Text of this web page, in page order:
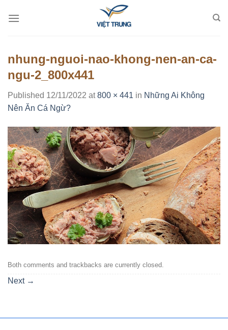
nhung-nguoi-nao-khong-nen-an-ca-
ngu-2_800x441
Published 12/11/2022 at800 × 441 in Những Ai Không
Nên Ăn Cá Ngừ?
Both comments and trackbacks are currently closed.
Next →